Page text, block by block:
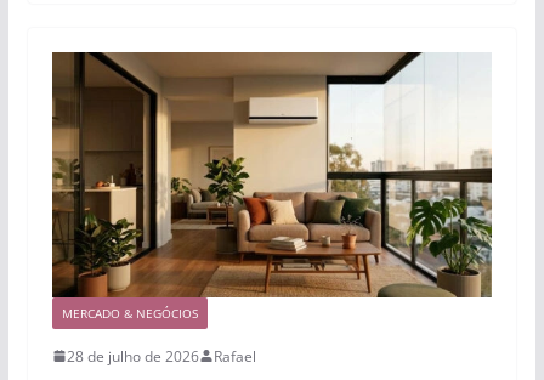
MERCADO & NEGÓCIOS
28 de julho de 2026 Rafael